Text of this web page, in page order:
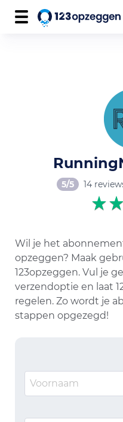
5/5 14
Wil je het
opzeggen? Maak
123opzeggen. Vul je
verzendoptie en laat
regelen. Zo wordt je
stappen opgezegd!